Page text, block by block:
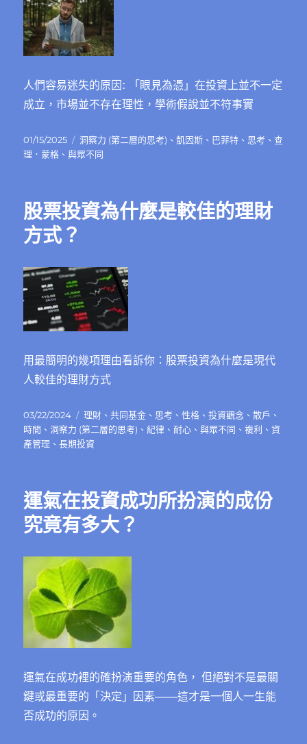
人們容易迷失的原因: 「眼見為憑」在投資上並不一定
成立，市場並不存在理性，學術假說並不符事實
發
佈
01/15/2025
分
類
洞察力 (第二層的思考) 、凱因斯 、 巴菲特 、 思考 、查
理．蒙格 、與眾不同
股票投資為什麼是較佳的理財
方式？
用最簡明的幾項理由看訴你：股票投資為什麼是現代
人較佳的理財方式
發
佈
日
03/22/2024
分
類
理財 、共同基金 、 思考 、性格 、投資觀念 、散戶 、
時間 、洞察力 (第二層的思考) 、紀律 、耐心 、與眾不同 、複利 、資
產管理 、長期投資
運氣在投資成功所扮演的成份
究竟有多大？
運氣在成功裡的確扮演重要的角色， 但絕對不是最關
鍵或最重要的「決定」因素───這才是一個人一生能
否成功的原因。